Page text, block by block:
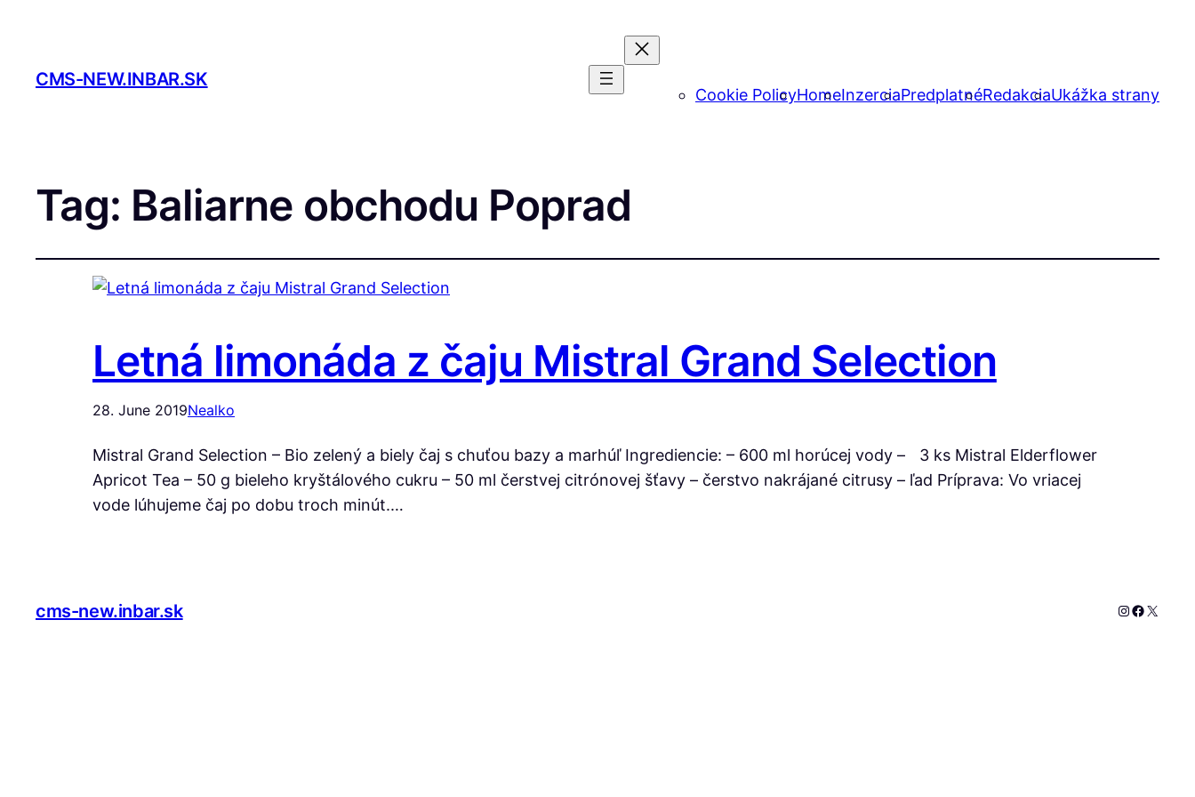
CMS-NEW.INBAR.SK
Cookie PolicyHomeInzerciaPredplatnéRedakciaUkážka strany
Tag: Baliarne obchodu Poprad
Letná limonáda z čaju Mistral Grand Selection
28. June 2019Nealko
Mistral Grand Selection – Bio zelený a biely čaj s chuťou bazy a marhúľ Ingrediencie: – 600 ml horúcej vody – 3 ks Mistral Elderflower
Apricot Tea – 50 g bieleho kryštálového cukru – 50 ml čerstvej citrónovej šťavy – čerstvo nakrájané citrusy – ľad Príprava: Vo vriacej
vode lúhujeme čaj po dobu troch minút.…
cms-new.inbar.sk Instagram
X